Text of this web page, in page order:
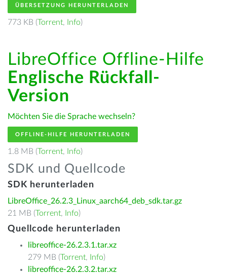
ÜBERSETZUNG HERUNTERLADEN
773 KB (Torrent, Info)
LibreOffice Offline-Hilfe
Englische Rückfall-
Version
Möchten Sie die Sprache wechseln?
OFFLINE-HILFE HERUNTERLADEN
1.8 MB (Torrent, Info)
SDK und Quellcode
SDK herunterladen
LibreOffice_26.2.3_Linux_aarch64_deb_sdk.tar.gz
21 MB (Torrent, Info)
Quellcode herunterladen
libreoffice-26.2.3.1.tar.xz
279 MB (Torrent, Info)
libreoffice-26.2.3.2.tar.xz